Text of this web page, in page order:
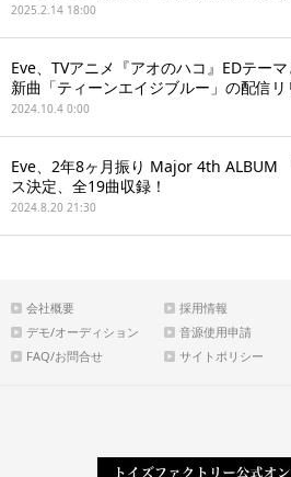
2025.2.14 18:00
Eve、TVアニメ『アオのハコ』EDテー
新曲「ティーンエイジブルー」の配信リ
2024.10.4 0:00
Eve、2年8ヶ月振り Major 4th ALBUM
ス決定、全19曲収録！
2024.8.20 21:30
会社概要
採用情報
デモ/オーディション
音源使用申請
FAQ/お問合せ
サイトポリシー